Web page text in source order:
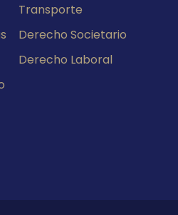
Transporte
Derecho Societario
Derecho Laboral